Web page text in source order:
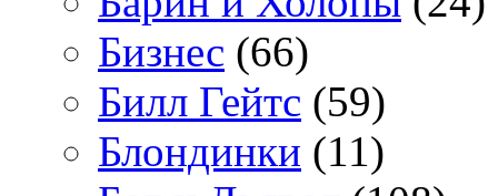
Бизнес (66)
Билл Гейтс (59)
Блондинки (11)